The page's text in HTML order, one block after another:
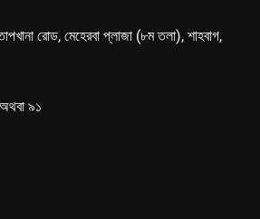
রোড, মেহেরবা প্লাজা (৮ম তলা), শাহবাগ,
৯১